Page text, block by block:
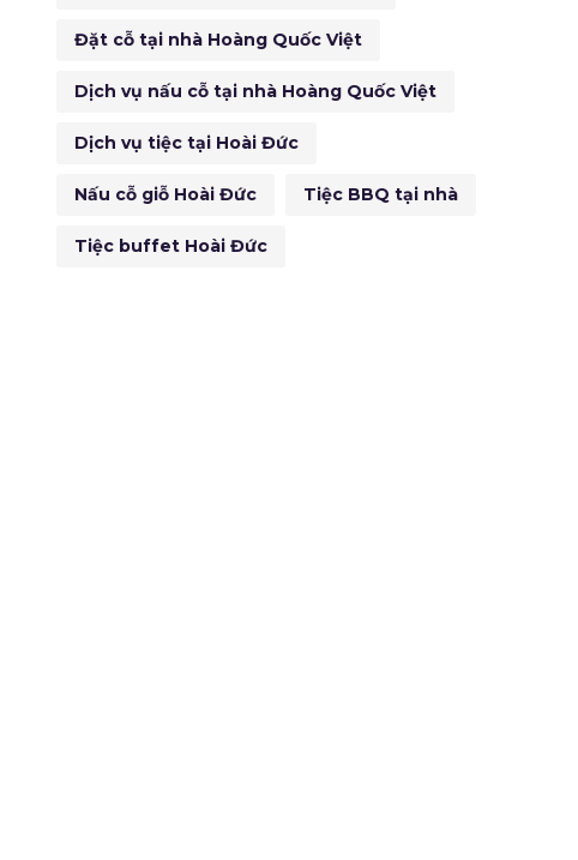
Đặt cỗ tại nhà Hoàng Quốc Việt
Dịch vụ nấu cỗ tại nhà Hoàng Quốc Việt
Dịch vụ tiệc tại Hoài Đức
Nấu cỗ giỗ Hoài Đức Tiệc BBQ tại nhà
Tiệc buffet Hoài Đức